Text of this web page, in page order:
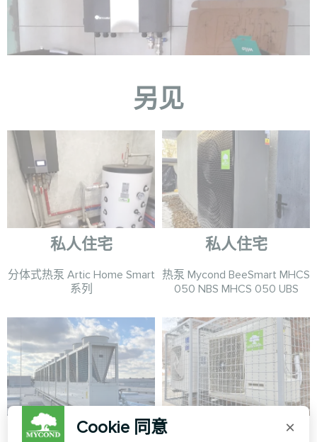
另见
私人住宅
分体式热泵 Artic Home Smart
系列
私人住宅
热泵 Mycond BeeSmart MHCS
050 NBS MHCS 050 UBS
采用 Mycond 模块化
Cookie 同意 ×